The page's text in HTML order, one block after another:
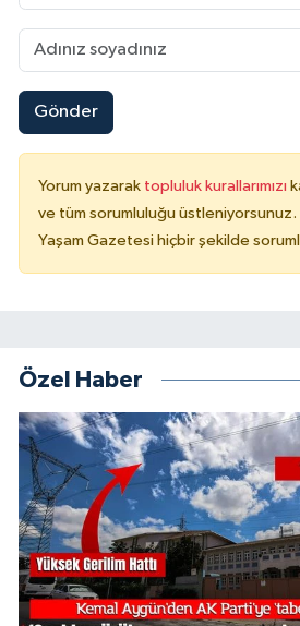
Gönder
Yorum yazarak topluluk kurallarımızı
ve tüm sorumluluğu üstleniyorsunuz.
Yaşam Gazetesi hiçbir şekilde
Özel Haber